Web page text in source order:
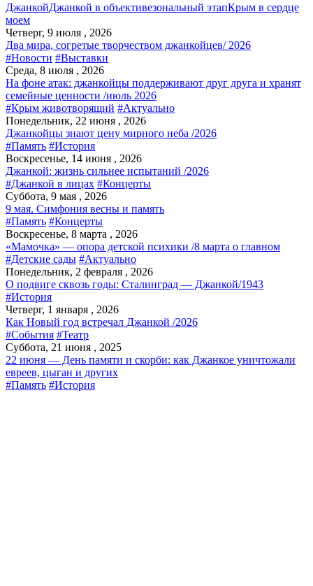
ДжанкойДжанкой в объективезональный этапКрым в сердце
моем
Четверг, 9 июля , 2026
Два мира, согретые творчеством джанкойцев/ 2026
#Новости #Выставки
Среда, 8 июля , 2026
На фоне атак: джанкойцы поддерживают друг друга и хранят
семейные ценности /июль 2026
#Крым животворящий #Актуально
Понедельник, 22 июня , 2026
Джанкойцы знают цену мирного неба /2026
#Память #История
Воскресенье, 14 июня , 2026
Джанкой: жизнь сильнее испытаний /2026
#Джанкой в лицах #Концерты
Суббота, 9 мая , 2026
9 мая. Симфония весны и память
#Память #Концерты
Воскресенье, 8 марта , 2026
«Мамочка» — опора детской психики /8 марта о главном
#Детские сады #Актуально
Понедельник, 2 февраля , 2026
О подвиге сквозь годы: Сталинград — Джанкой/1943
#История
Четверг, 1 января , 2026
Как Новый год встречал Джанкой /2026
#События #Театр
Суббота, 21 июня , 2025
22 июня — День памяти и скорби: как Джанкое уничтожали
евреев, цыган и других
#Память #История